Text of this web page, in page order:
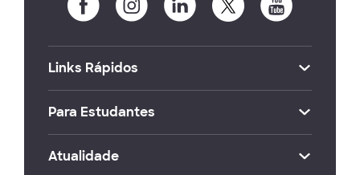
Links Rápidos
Para Estudantes
Atualidade